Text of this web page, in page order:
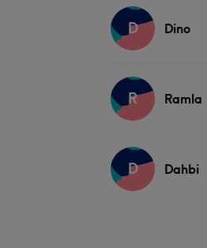
D Dino
R Ramla
D Dahbi